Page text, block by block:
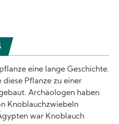
eine lange Geschichte.
diese Pflanze zu einer
Archäologen haben
Knoblauchzwiebeln
war Knoblauch